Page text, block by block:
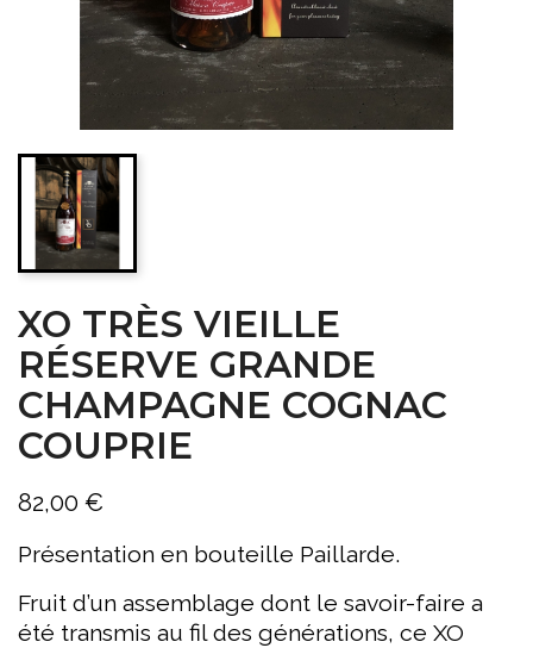
XO TRÈS VIEILLE
RÉSERVE GRANDE
CHAMPAGNE COGNAC
COUPRIE
82,00 €
Présentation en bouteille Paillarde.
Fruit d’un assemblage dont le savoir-faire a
été transmis au fil des générations, ce XO